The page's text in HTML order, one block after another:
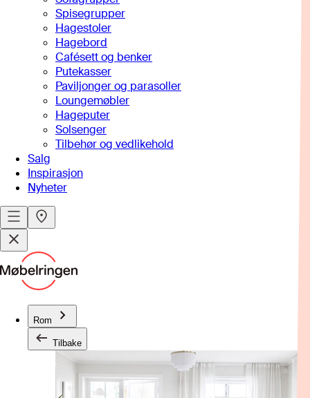
Spisegrupper
Hagestoler
Hagebord
Cafésett og benker
Putekasser
Paviljonger og parasoller
Loungemøbler
Hageputer
Solsenger
Tilbehør og vedlikehold
Salg
Inspirasjon
Nyheter
Rom
Tilbake